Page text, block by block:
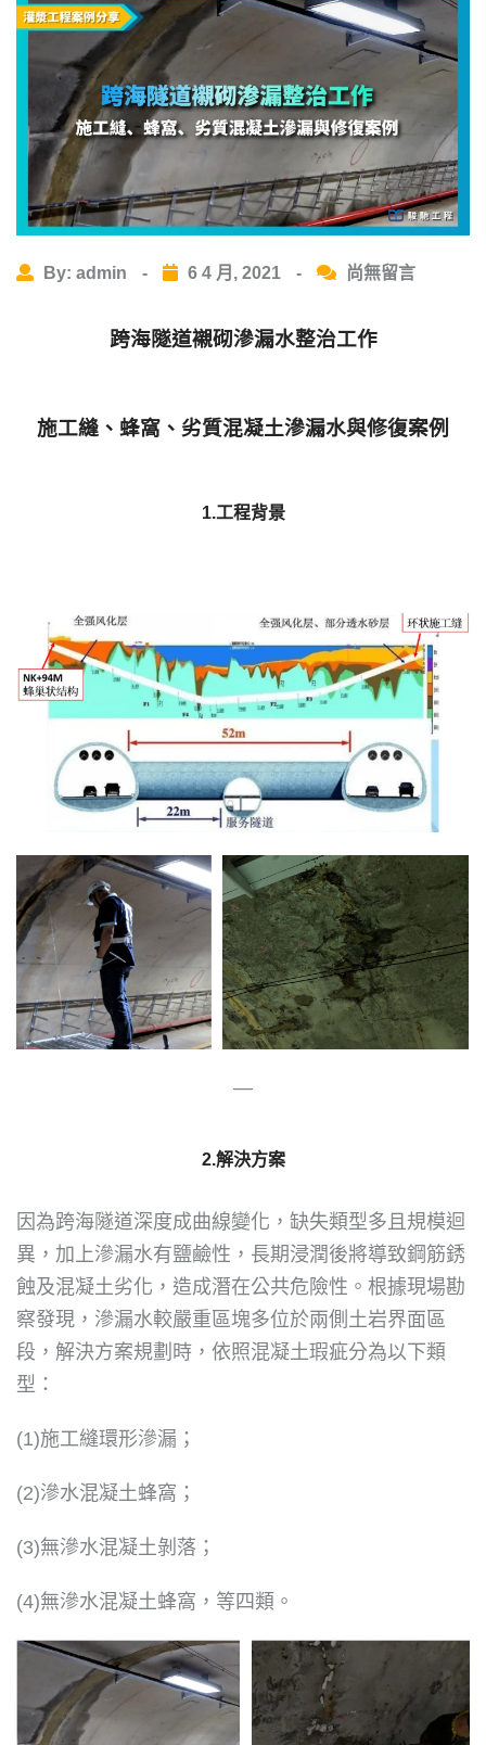
By: admin - 6 4 月, 2021 - 尚無留言
跨海隧道襯砌滲漏水整治工作
施工縫、蜂窩、劣質混凝土滲漏水與修復案例
1.工程背景
―
2.解決方案
因為跨海隧道深度成曲線變化，缺失類型多且規模迴
異，加上滲漏水有鹽鹼性，長期浸潤後將導致鋼筋銹
蝕及混凝土劣化，造成潛在公共危險性。根據現場勘
察發現，滲漏水較嚴重區塊多位於兩側土岩界面區
段，解決方案規劃時，依照混凝土瑕疵分為以下類
型：
(1)施工縫環形滲漏；
(2)滲水混凝土蜂窩；
(3)無滲水混凝土剝落；
(4)無滲水混凝土蜂窩，等四類。